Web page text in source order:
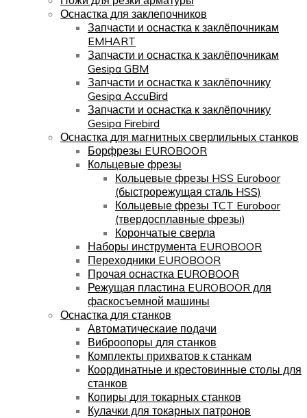
Оснастка для заклепочников
Запчасти и оснастка к заклёпочникам
EMHART
Запчасти и оснастка к заклёпочникам
Gesipa GBM
Запчасти и оснастка к заклёпочнику
Gesipa AccuBird
Запчасти и оснастка к заклёпочнику
Gesipa Firebird
Оснастка для магнитных сверлильных станков
Борфрезы EUROBOOR
Кольцевые фрезы
Кольцевые фрезы HSS Euroboor
(быстрорежущая сталь HSS)
Кольцевые фрезы TCT Euroboor
(твердосплавные фрезы)
Корончатые сверла
Наборы инструмента EUROBOOR
Переходники EUROBOOR
Прочая оснастка EUROBOOR
Режущая пластина EUROBOOR для
фаскосъемной машины
Оснастка для станков
Автоматическаие подачи
Виброопоры для станков
Комплекты прихватов к станкам
Координатные и крестовинные столы для
станков
Копиры для токарных станков
Кулачки для токарных патронов